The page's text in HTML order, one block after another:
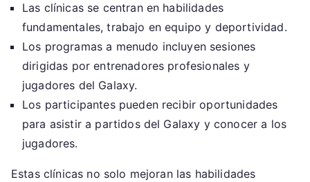
Las clínicas se centran en habilidades
fundamentales, trabajo en equipo y deportividad.
Los programas a menudo incluyen sesiones
dirigidas por entrenadores profesionales y
jugadores del Galaxy.
Los participantes pueden recibir oportunidades
para asistir a partidos del Galaxy y conocer a los
jugadores.
Estas clínicas no solo mejoran las habilidades